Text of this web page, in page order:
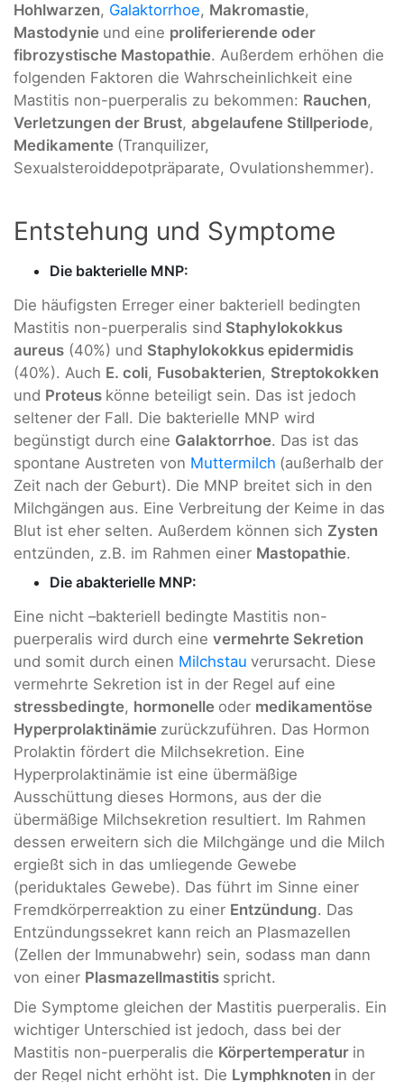
Hohlwarzen, Galaktorrhoe, Makromastie,
Mastodynie und eine proliferierende oder
fibrozystische Mastopathie. Außerdem erhöhen die
folgenden Faktoren die Wahrscheinlichkeit eine
Mastitis non-puerperalis zu bekommen: Rauchen,
Verletzungen der Brust, abgelaufene Stillperiode,
Medikamente (Tranquilizer,
Sexualsteroiddepotpräparate, Ovulationshemmer).
Entstehung und Symptome
Die bakterielle MNP:
Die häufigsten Erreger einer bakteriell bedingten
Mastitis non-puerperalis sind Staphylokokkus
aureus (40%) und Staphylokokkus epidermidis
(40%). Auch E. coli, Fusobakterien, Streptokokken
und Proteus könne beteiligt sein. Das ist jedoch
seltener der Fall. Die bakterielle MNP wird
begünstigt durch eine Galaktorrhoe. Das ist das
spontane Austreten von Muttermilch (außerhalb der
Zeit nach der Geburt). Die MNP breitet sich in den
Milchgängen aus. Eine Verbreitung der Keime in das
Blut ist eher selten. Außerdem können sich Zysten
entzünden, z.B. im Rahmen einer Mastopathie.
Die abakterielle MNP:
Eine nicht –bakteriell bedingte Mastitis non-
puerperalis wird durch eine vermehrte Sekretion
und somit durch einen Milchstau verursacht. Diese
vermehrte Sekretion ist in der Regel auf eine
stressbedingte, hormonelle oder medikamentöse
Hyperprolaktinämie zurückzuführen. Das Hormon
Prolaktin fördert die Milchsekretion. Eine
Hyperprolaktinämie ist eine übermäßige
Ausschüttung dieses Hormons, aus der die
übermäßige Milchsekretion resultiert. Im Rahmen
dessen erweitern sich die Milchgänge und die Milch
ergießt sich in das umliegende Gewebe
(periduktales Gewebe). Das führt im Sinne einer
Fremdkörperreaktion zu einer Entzündung. Das
Entzündungssekret kann reich an Plasmazellen
(Zellen der Immunabwehr) sein, sodass man dann
von einer Plasmazellmastitis spricht.
Die Symptome gleichen der Mastitis puerperalis. Ein
wichtiger Unterschied ist jedoch, dass bei der
Mastitis non-puerperalis die Körpertemperatur in
der Regel nicht erhöht ist. Die Lymphknoten in der